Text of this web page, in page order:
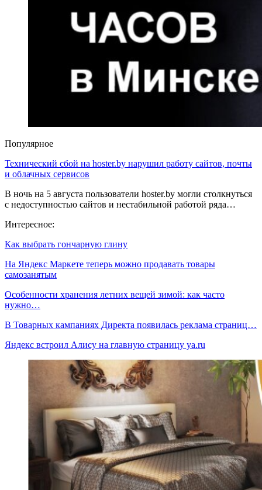
Популярное
Технический сбой на hoster.by нарушил работу сайтов, почты
и облачных сервисов
В ночь на 5 августа пользователи hoster.by могли столкнуться
с недоступностью сайтов и нестабильной работой ряда…
Интересное:
Как выбрать гончарную глину
На Яндекс Маркете теперь можно продавать товары
самозанятым
Особенности хранения летних вещей зимой: как часто
нужно…
В Товарных кампаниях Директа появилась реклама страниц…
Яндекс встроил Алису на главную страницу ya.ru